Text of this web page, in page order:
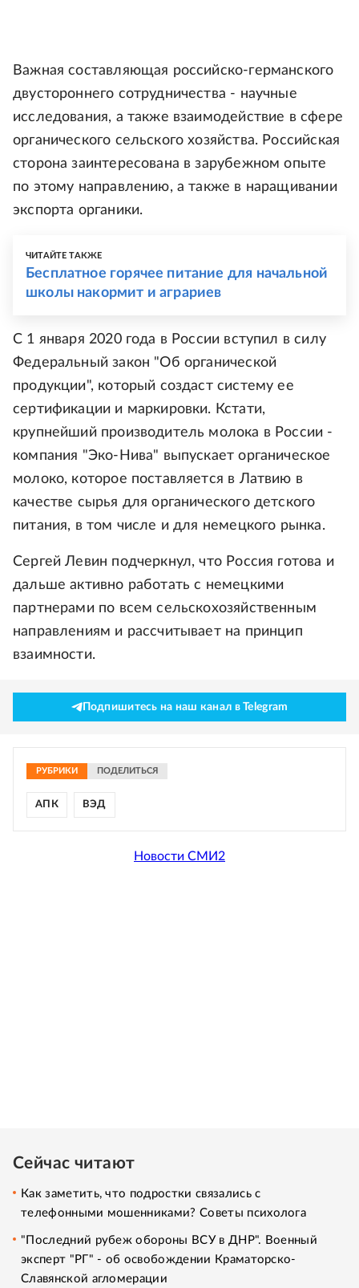
Важная составляющая российско-германского
двустороннего сотрудничества - научные
исследования, а также взаимодействие в сфере
органического сельского хозяйства. Российская
сторона заинтересована в зарубежном опыте
по этому направлению, а также в наращивании
экспорта органики.
ЧИТАЙТЕ ТАКЖЕ
Бесплатное горячее питание для начальной
школы накормит и аграриев
С 1 января 2020 года в России вступил в силу
Федеральный закон "Об органической
продукции", который создаст систему ее
сертификации и маркировки. Кстати,
крупнейший производитель молока в России -
компания "Эко-Нива" выпускает органическое
молоко, которое поставляется в Латвию в
качестве сырья для органического детского
питания, в том числе и для немецкого рынка.
Сергей Левин подчеркнул, что Россия готова и
дальше активно работать с немецкими
партнерами по всем сельскохозяйственным
направлениям и рассчитывает на принцип
взаимности.
Подпишитесь на наш канал в Telegram
РУБРИКИ ПОДЕЛИТЬСЯ
АПК ВЭД
Новости СМИ2
Сейчас читают
Как заметить, что подростки связались с
телефонными мошенниками? Советы психолога
"Последний рубеж обороны ВСУ в ДНР". Военный
эксперт "РГ" - об освобождении Краматорско-
Славянской агломерации